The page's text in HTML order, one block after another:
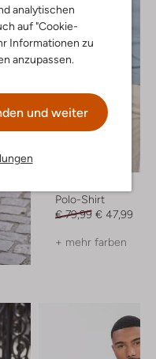
analytischen
auf "Cookie-
Informationen zu
anzupassen.
und weiter
Polo-Shirt
€ 79,99 € 47,99
+ mehr farben